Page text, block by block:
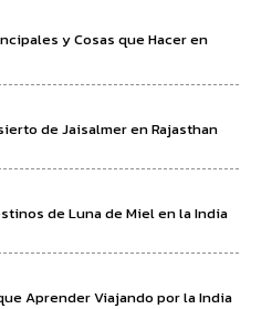
y Cosas que Hacer en
de Jaisalmer en Rajasthan
de Luna de Miel en la India
Aprender Viajando por la India